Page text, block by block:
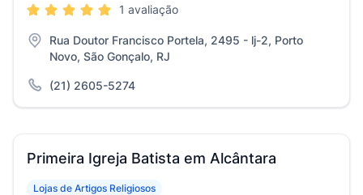
1 avaliação
Rua Doutor Francisco Portela, 2495 - lj-2, Porto
Novo, São Gonçalo, RJ
(21) 2605-5274
Primeira Igreja Batista em Alcântara
Lojas de Artigos Religiosos